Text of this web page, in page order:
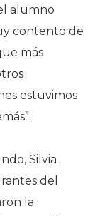
alumno
contento de
más
estuvimos
Silvia
del
la